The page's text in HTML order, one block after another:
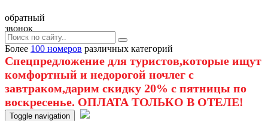
обратный
звонок
Более 100 номеров различных категорий
Спецпредложение для туристов,которые ищут
комфортный и недорогой ночлег с
завтраком,дарим скидку 20% с пятницы по
воскресенье. ОПЛАТА ТОЛЬКО В ОТЕЛЕ!
Toggle navigation